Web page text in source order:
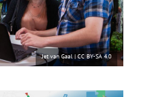
Jet van Gaal |CC BY-SA 4.0